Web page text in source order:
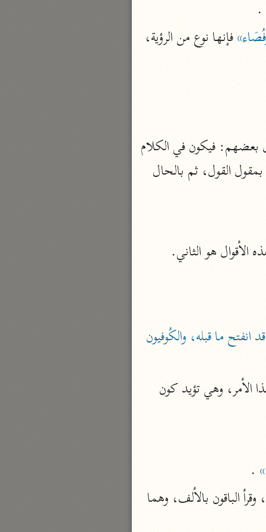
تيسير الكريم الرحمن
القرآن – تدبّر وعمل
شركة الخبرات الذكية
ابن عثيمين (١٤٢١ هـ)
نحو ١٥ مجلدًا
تفسير الجلالين
والسيوطي (٨٦٤، ٩١١ هـ)
جامع البيان
نحو ٣ مجلدات
مدارك التنزيل
.
هو الثاني.
الأمر، وهي تؤيد كون
.